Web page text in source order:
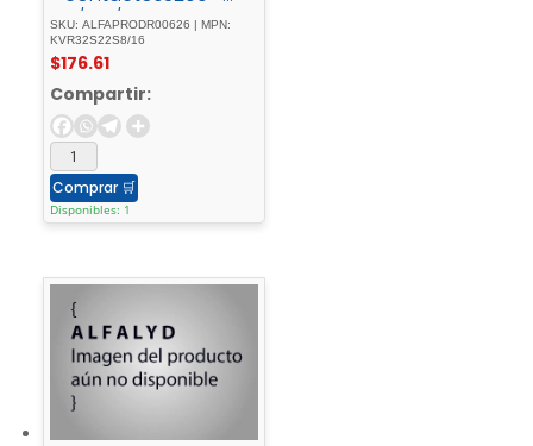
MT/s - / - PC4-
25600CL221.2 - Vsin -
búferno - ECCpara -
Intel - Next - Unit - of -
Computing - 12 - Pro -
KitNUC12WSHi3, - 12 -
Pro - KitNUC12WSKi5
SKU: ALFAPRODR00626 | MPN:
KVR32S22S8/16
$176.61
Compartir:
Comprar 🛒
Disponibles: 1